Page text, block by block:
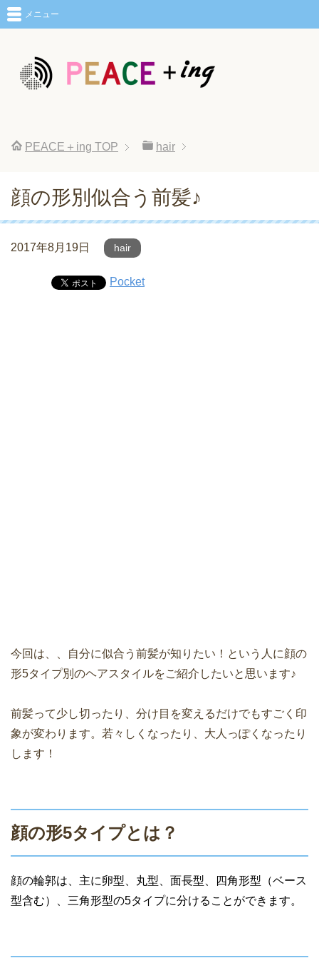
メニュー
PEACE＋ing TOP hair
顔の形別似合う前髪♪
2017年8月19日 hair
Pocket
今回は、、自分に似合う前髪が知りたい！という人に顔の
形5タイプ別のヘアスタイルをご紹介したいと思います♪
前髪って少し切ったり、分け目を変えるだけでもすごく印
象が変わります。若々しくなったり、大人っぽくなったり
します！
顔の形5タイプとは？
顔の輪郭は、主に卵型、丸型、面長型、四角形型（ベース
型含む）、三角形型の5タイプに分けることができます。